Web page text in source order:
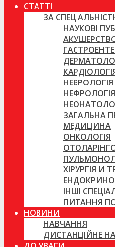
СТАТТІ
ЗА
НАУКОВІ
НЕВРОЛОГІЯ
НЕФРОЛОГІЯ
ЗАГАЛЬНА
МЕДИЦИНА
ОНКОЛОГІЯ
ХІРУРГІЯ И
ІНШІ
ПИТАННЯ
НОВИНИ
НАВЧАННЯ
ДИСТАНЦІЙНЕ